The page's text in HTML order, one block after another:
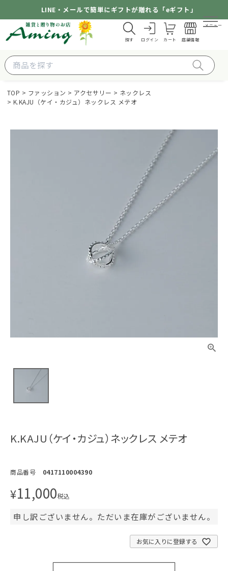
LINE・メールで簡単にギフトが贈れる「eギフト」
探す ログイン カート 店舗情報
メニュー
TOP ファッション アクセサリー
ネックレス
K.KAJU（ケイ・カジュ）ネックレス メテオ
K.KAJU（ケイ・カジュ）ネックレス メテオ
商品番号 0417110004390
¥11,000税込
申し訳ございません。ただいま在庫がございません。
お気に入りに登録する